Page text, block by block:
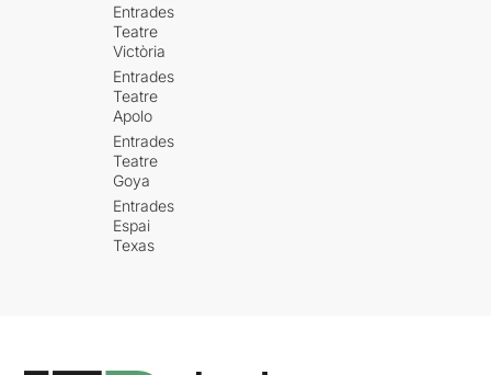
Entrades
Teatre
Victòria
Entrades
Teatre
Apolo
Entrades
Teatre
Goya
Entrades
Espai
Texas